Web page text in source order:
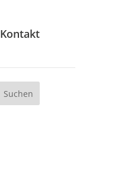
Kontakt